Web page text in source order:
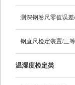
测深钢卷尺零值误
钢直尺检定装置/三
纹尺
温湿度检定类